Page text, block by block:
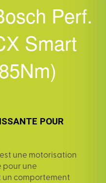
Perf.
Smart
POUR
une motorisation
pour une
comportement